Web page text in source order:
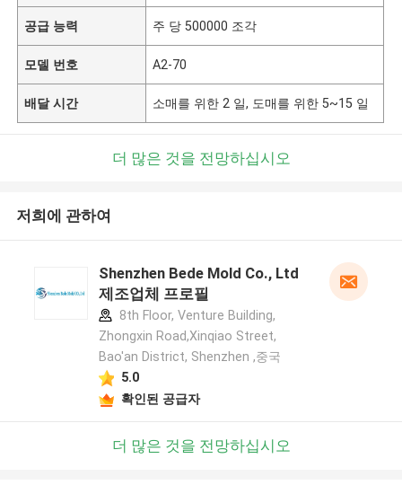
공급 능력 주 당 500000 조각
모델 번호 A2-70
배달 시간 소매를 위한 2 일, 도매를 위한 5~15 일
더 많은 것을 전망하십시오
저희에 관하여
Shenzhen Bede Mold Co., Ltd
제조업체 프로필
8th Floor, Venture Building,
Zhongxin Road,Xinqiao Street,
Bao'an District, Shenzhen ,중국
5.0
확인된 공급자
더 많은 것을 전망하십시오